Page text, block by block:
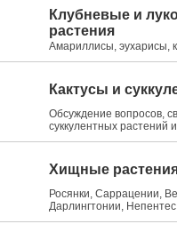
Клубневые и
растения
Амариллисы, эухарисы,
Кактусы и
Обсуждение вопросов,
суккулентных растений и
Хищные
Росянки, Саррацении,
Дарлингтонии, Непентес